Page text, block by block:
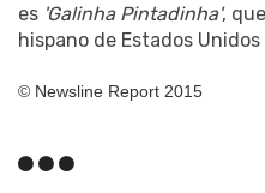
es 'Galinha Pintadinha',
hispano de Estados
© Newsline Report 2015